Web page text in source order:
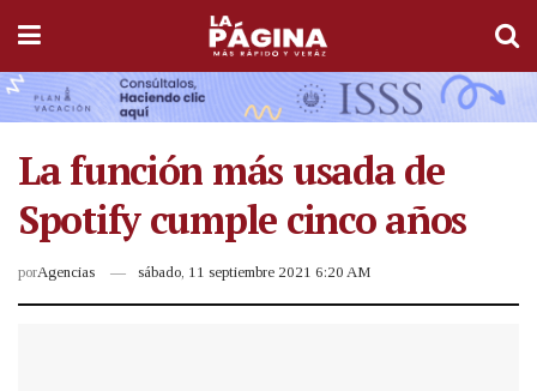
La función más usada de
Spotify cumple cinco años
porAgencias sábado, 11 septiembre 2021 6:20 AM